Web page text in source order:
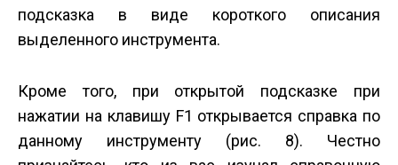
подсказка в виде короткого описания
выделенного инструмента.
Кроме того, при открытой подсказке при
нажатии на клавишу F1 открывается справка по
данному инструменту (рис. 8). Честно